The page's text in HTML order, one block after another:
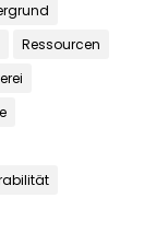
Ressourcen